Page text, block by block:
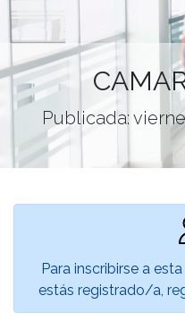
Publicada:
Para inscribirse a esta
estás registrado/a,